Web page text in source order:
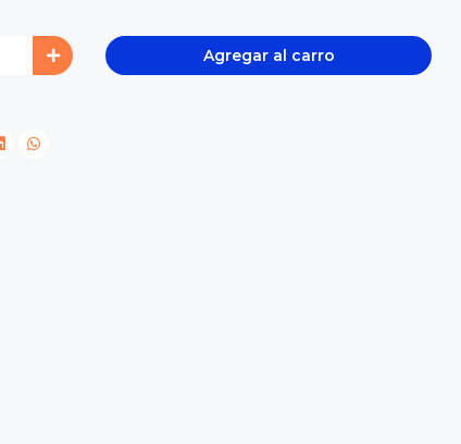
Agregar al carro